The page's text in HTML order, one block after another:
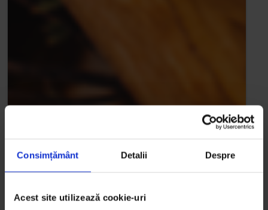
Consimțământ Detalii Despre
Acest site utilizează cookie-uri